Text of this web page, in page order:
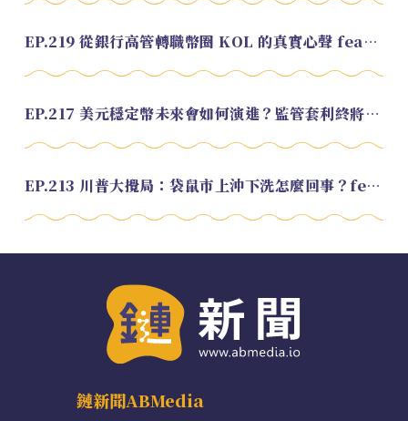
EP.219 從銀行高管轉職幣圈 KOL 的真實心聲 feat.龜大
EP.217 美元穩定幣未來會如何演進？監管套利終將收斂？feat. 研究員 余哲安
EP.213 川普大攪局：袋鼠市上沖下洗怎麼回事？feat. Alvin
鏈新聞ABMedia